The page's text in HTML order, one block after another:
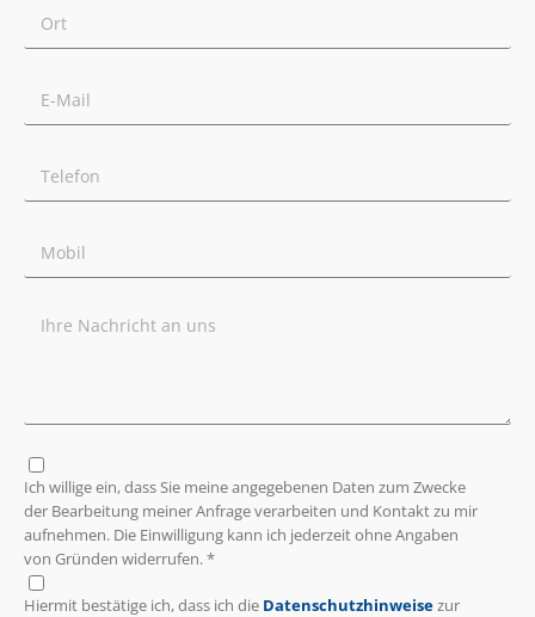
Ich willige ein, dass Sie meine angegebenen Daten zum Zwecke
der Bearbeitung meiner Anfrage verarbeiten und Kontakt zu mir
aufnehmen. Die Einwilligung kann ich jederzeit ohne Angaben
von Gründen widerrufen. *
Hiermit bestätige ich, dass ich die Datenschutzhinweisezur